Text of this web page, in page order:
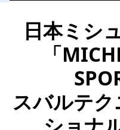
日本ミシ
「
スバルテ